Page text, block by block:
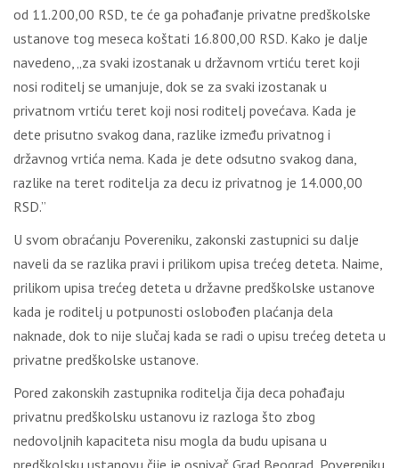
od 11.200,00 RSD, te će ga pohađanje privatne predškolske
ustanove tog meseca koštati 16.800,00 RSD. Kako je dalje
navedeno, „za svaki izostanak u državnom vrtiću teret koji
nosi roditelj se umanjuje, dok se za svaki izostanak u
privatnom vrtiću teret koji nosi roditelj povećava. Kada je
dete prisutno svakog dana, razlike između privatnog i
državnog vrtića nema. Kada je dete odsutno svakog dana,
razlike na teret roditelja za decu iz privatnog je 14.000,00
RSD.”
U svom obraćanju Povereniku, zakonski zastupnici su dalje
naveli da se razlika pravi i prilikom upisa trećeg deteta. Naime,
prilikom upisa trećeg deteta u državne predškolske ustanove
kada je roditelj u potpunosti oslobođen plaćanja dela
naknade, dok to nije slučaj kada se radi o upisu trećeg deteta u
privatne predškolske ustanove.
Pored zakonskih zastupnika roditelja čija deca pohađaju
privatnu predškolsku ustanovu iz razloga što zbog
nedovoljnih kapaciteta nisu mogla da budu upisana u
predškolsku ustanovu čije je osnivač Grad Beograd, Povereniku